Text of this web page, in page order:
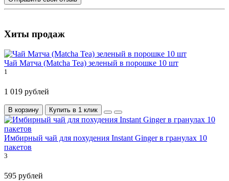
Хиты продаж
Чай Матча (Matcha Tea) зеленый в порошке 10 шт
1
1 019 рублей
В корзину Купить в 1 клик
Имбирный чай для похудения Instant Ginger в гранулах 10
пакетов
3
595 рублей